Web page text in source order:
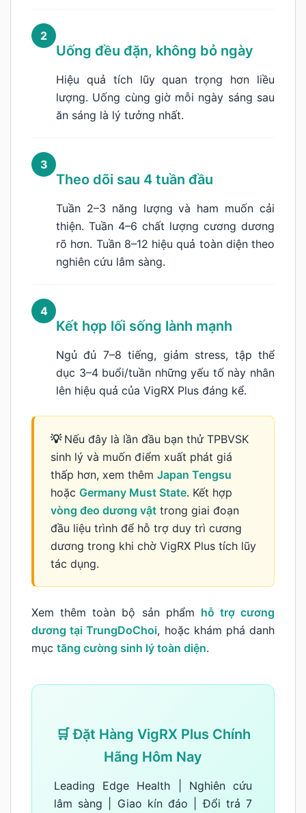
2
Uống đều đặn, không bỏ ngày
Hiệu quả tích lũy quan trọng hơn liều
lượng. Uống cùng giờ mỗi ngày sáng sau
ăn sáng là lý tưởng nhất.
3
Theo dõi sau 4 tuần đầu
Tuần 2–3 năng lượng và ham muốn cải
thiện. Tuần 4–6 chất lượng cương dương
rõ hơn. Tuần 8–12 hiệu quả toàn diện theo
nghiên cứu lâm sàng.
4
Kết hợp lối sống lành mạnh
Ngủ đủ 7–8 tiếng, giảm stress, tập thể
dục 3–4 buổi/tuần những yếu tố này nhân
lên hiệu quả của VigRX Plus đáng kể.
Nếu đây là lần đầu bạn thử TPBVSK
sinh lý và muốn điểm xuất phát giá
thấp hơn, xem thêm Japan Tengsu
hoặc Germany Must State. Kết hợp
vòng đeo dương vật trong giai đoạn
đầu liệu trình để hỗ trợ duy trì cương
dương trong khi chờ VigRX Plus tích lũy
tác dụng.
Xem thêm toàn bộ sản phẩm hỗ trợ cương
dương tại TrungDoChoi, hoặc khám phá danh
mục tăng cường sinh lý toàn diện.
🛒 Đặt Hàng VigRX Plus Chính
Hãng Hôm Nay
Leading Edge Health | Nghiên cứu
lâm sàng | Giao kín đáo | Đổi trả 7